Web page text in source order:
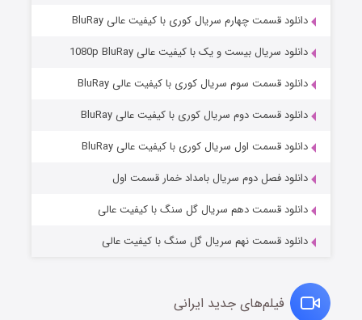
وستی ها
قسمت۱ (زیرنویس) منتشر شد
دانلود قسمت چهارم سریال کوری با کیفیت عالی BluRay
دانلود سریال بیست و یک با کیفیت عالی 1080p BluRay
دانلود قسمت سوم سریال کوری با کیفیت عالی BluRay
دانلود قسمت دوم سریال کوری با کیفیت عالی BluRay
دانلود قسمت اول سریال کوری با کیفیت عالی BluRay
دانلود فصل دوم سریال بامداد خمار قسمت اول
دانلود قسمت دهم سریال گل سنگ با کیفیت عالی
دانلود قسمت نهم سریال گل سنگ با کیفیت عالی
فیلم‌های جدید ایرانی